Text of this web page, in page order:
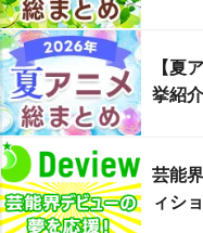
【夏
挙紹
芸能
ィシ